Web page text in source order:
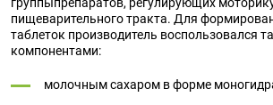
пищеварительного тракта. Для
таблеток производитель воспользовался
компонентами:
молочным сахаром в форме